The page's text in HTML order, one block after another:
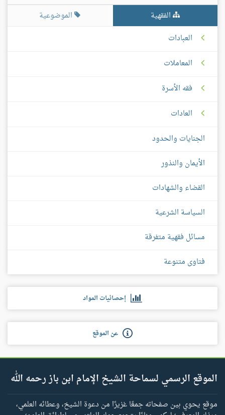
الفقهية
الموضوعية
العبادات
المعاملات
فقه الأسرة
العادات
الجنايات والحدود
الأيمان والنذور
القضاء والشهادات
السياسة الشرعية
مسائل فقهية متفرقة
فتاوى متنوعة
إحصائيات المواد
عن الموقع
الموقع الرسمي لسماحة الشيخ الإمام ابن باز رحمه الله
موقع يحوي بين صفحاته جمعًا غزيرًا من دعوة الشيخ، وعطائه العلمي،